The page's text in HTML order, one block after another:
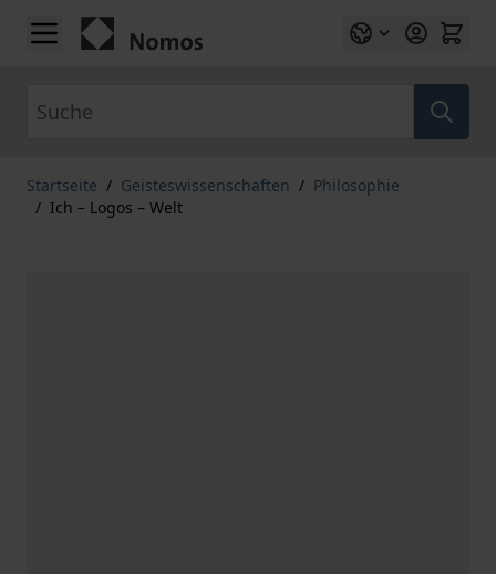
Zum Inhalt springen
Startseite / Geisteswissenschaften / Philosophie
/ Ich – Logos – Welt